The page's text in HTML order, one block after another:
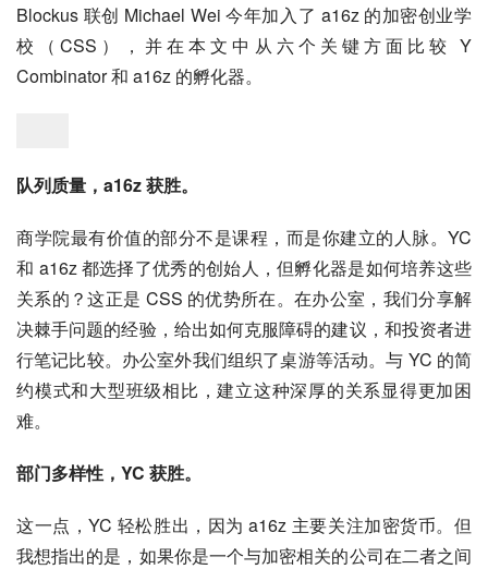
Blockus 联创 Michael Wei 今年加入了 a16z 的加密创业学
校（CSS），并在本文中从六个关键方面比较 Y
Combinator 和 a16z 的孵化器。
队列质量，a16z 获胜。
商学院最有价值的部分不是课程，而是你建立的人脉。YC
和 a16z 都选择了优秀的创始人，但孵化器是如何培养这些
关系的？这正是 CSS 的优势所在。在办公室，我们分享解
决棘手问题的经验，给出如何克服障碍的建议，和投资者进
行笔记比较。办公室外我们组织了桌游等活动。与 YC 的简
约模式和大型班级相比，建立这种深厚的关系显得更加困
难。
部门多样性，YC 获胜。
这一点，YC 轻松胜出，因为 a16z 主要关注加密货币。但
我想指出的是，如果你是一个与加密相关的公司在二者之间